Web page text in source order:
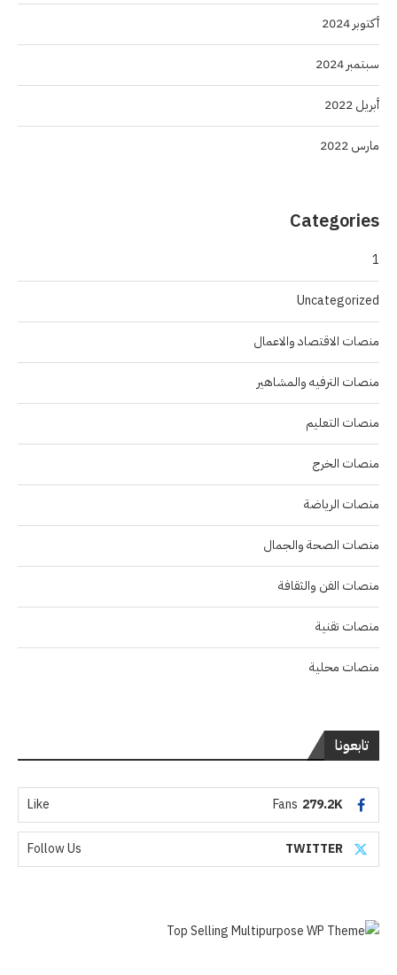
أكتوبر 2024
سبتمبر 2024
أبريل 2022
مارس 2022
Categories
1
Uncategorized
منصات الاقتصاد والاعمال
منصات الترفيه والمشاهير
منصات التعليم
منصات الخرج
منصات الرياضة
منصات الصحة والجمال
منصات الفن والثقافة
منصات تقنية
منصات محلية
تابعونا
279.2K
Fans
Like
TWITTER
Follow Us